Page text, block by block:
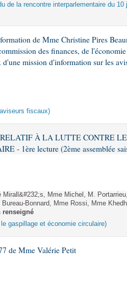
de la rencontre interparlementaire du
de Mme Christine Pires
des finances, de
mission d'information sur les
fiscaux)
RELATIF À LA LUTTE CONTRE
- 1ère lecture (2ème assemblée
Mirall&#232;s, Mme Michel, M.
Bonnard, Mme Rossi, Mme
renseigné
gaspillage et économie circulaire)
de Mme Valérie Petit